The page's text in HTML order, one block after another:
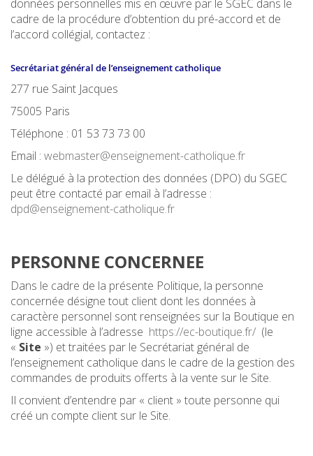
données personnelles mis en œuvre par le SGEC dans le
cadre de la procédure d’obtention du pré-accord et de
l’accord collégial, contactez :
Secrétariat général de l’enseignement catholique
277 rue Saint Jacques
75005 Paris
Téléphone : 01 53 73 73 00
Email : webmaster@enseignement-catholique.fr
Le délégué à la protection des données (DPO) du SGEC
peut être contacté par email à l’adresse :
dpd@enseignement-catholique.fr
PERSONNE CONCERNEE
Dans le cadre de la présente Politique, la personne
concernée désigne tout client dont les données à
caractère personnel sont renseignées sur la Boutique en
ligne accessible à l’adresse https://ec-boutique.fr/ (le
« Site ») et traitées par le Secrétariat général de
l’enseignement catholique dans le cadre de la gestion des
commandes de produits offerts à la vente sur le Site.
Il convient d’entendre par « client » toute personne qui
créé un compte client sur le Site.